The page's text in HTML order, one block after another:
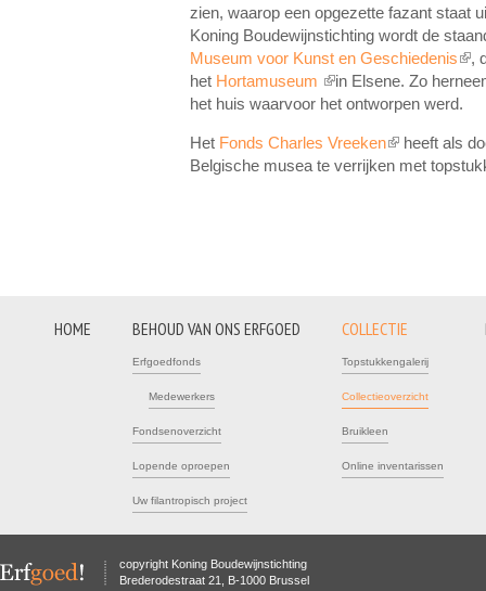
zien, waarop een opgezette fazant staat
Koning Boudewijnstichting wordt de
Museum voor Kunst en Geschiedenis
,
het Hortamuseum (link is external)
in Elsene. Zo
het huis waarvoor het ontworpen werd.
Het Fonds Charles Vreeken(link is external)
heeft als
Belgische musea te verrijken met
HOME BEHOUD VAN ONS ERFGOED
Erfgoedfonds
Medewerkers
Fondsenoverzicht
Lopende oproepen
Uw filantropisch project
COLLECTIE
Topstukkengalerij
Collectieoverzicht
Bruikleen
Online inventarissen
copyright Koning Boudewijnstichting
Brederodestraat 21, B-1000 Brussel